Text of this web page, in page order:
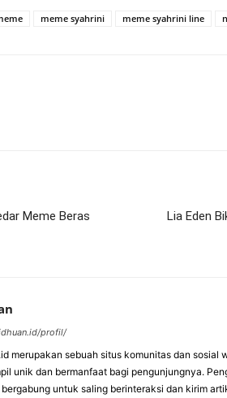
meme syahrini meme syahrini line
Meme Beras
Lia Eden
profil/
merupakan sebuah situs komunitas dan sosial
unik dan bermanfaat bagi pengunjungnya.
untuk saling berinteraksi dan kirim